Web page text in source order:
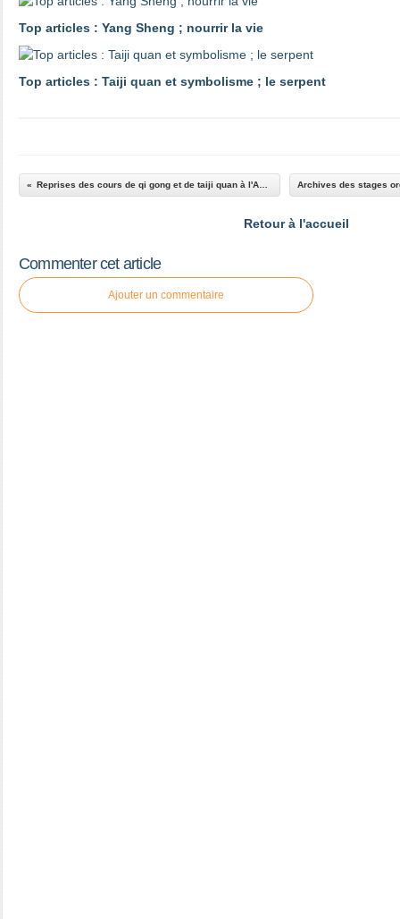
Top articles : Yang Sheng ; nourrir la vie
Top articles : Taiji quan et symbolisme ; le serpent
Reprises des cours de qi gong et de taiji quan à l'Association Le Bambou à Hérouville Saint- Clair
Retour à l'accueil
Commenter cet article
Ajouter un commentaire